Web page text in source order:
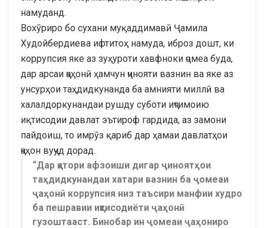
намуданд.
Вохӯриро бо сухани муқаддимавӣ Ҷамила
Худойбердиева ифтитоҳ намуда, иброз дошт, ки
коррупсия яке аз зуҳуроти хавфноки ҷомеа буда,
дар арсаи ҷаҳонӣ ҳамчун ҷинояти вазнин ва яке аз
унсурҳои таҳдидкунанда ба амнияти миллӣ ва
халалдоркунандаи рушду суботи иҷтимоию
иқтисодии давлат эътироф гардида, аз замони
пайдоиш, то имрӯз қариб дар ҳамаи давлатҳои
ҷаҳон вуҷуд дорад.
“Дар қатори афзоиши дигар ҷиноятҳои
таҳдидкунандаи хатари вазнин ба ҷомеаи
ҷаҳонӣ коррупсия низ таъсири манфии худро
ба пешравии иқтисодиёти ҷаҳонӣ
гузоштааст. Бинобар ин ҷомеаи ҷаҳониро